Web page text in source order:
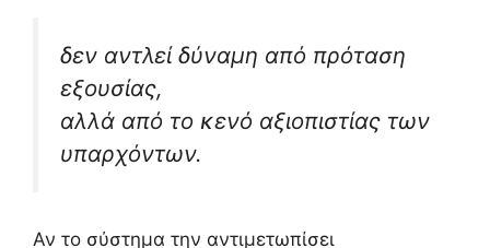
δεν αντλεί δύναμη από πρόταση
εξουσίας,
αλλά από το κενό αξιοπιστίας των
υπαρχόντων.
Αν το σύστημα την αντιμετωπίσει